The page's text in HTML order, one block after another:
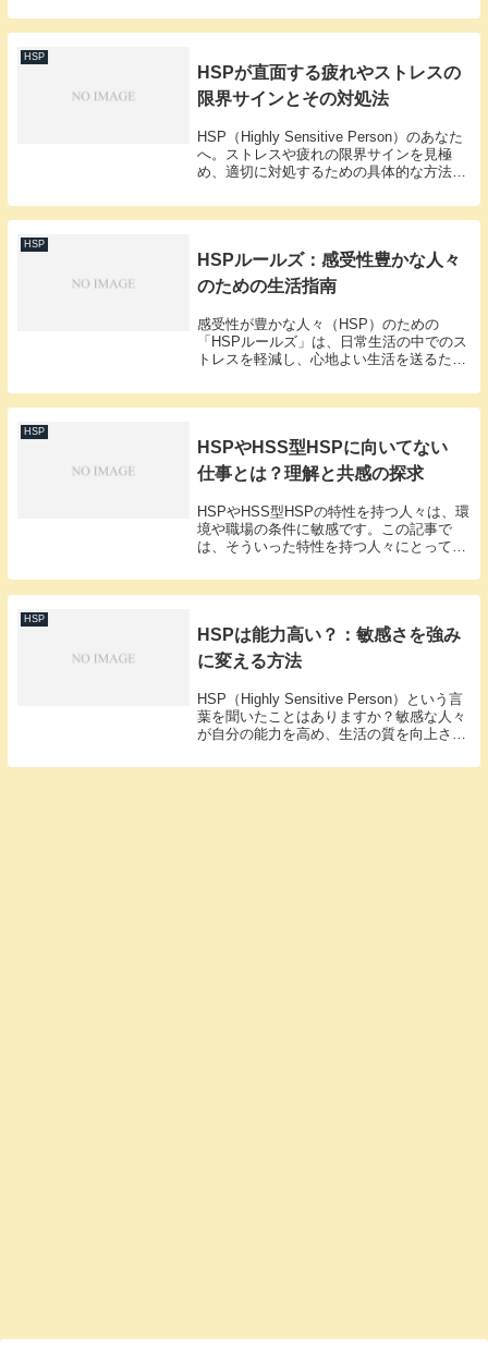
でしょう。この記事は、そんな繊細な心を
持つ男性たちの内面に焦点を当て、H...
HSP
HSPが直面する疲れやストレスの
限界サインとその対処法
HSP（Highly Sensitive Person）のあなた
へ。ストレスや疲れの限界サインを見極
め、適切に対処するための具体的な方法と
処法で、より健康的な毎日を。
HSP
HSPルールズ：感受性豊かな人々
のための生活指南
感受性が豊かな人々（HSP）のための
「HSPルールズ」は、日常生活の中でのス
トレスを軽減し、心地よい生活を送るため
らのルールズを実際に取り入れた結果を紹
介し、読者のみなさんが日々の生活に活か
HSP
HSPやHSS型HSPに向いてない
仕事とは？理解と共感の探求
HSPやHSS型HSPの特性を持つ人々は、環
境や職場の条件に敏感です。この記事で
は、そういった特性を持つ人々にとって、
その理由や背景を深く掘り下げます。共感
と理解を深めることで、より適したキャリ
HSP
HSPは能力高い？：敏感さを強み
に変える方法
HSP（Highly Sensitive Person）という言
葉を聞いたことはありますか？敏感な人々
が自分の能力を高め、生活の質を向上させ
さを理解する敏感さは弱点ではなく、認識